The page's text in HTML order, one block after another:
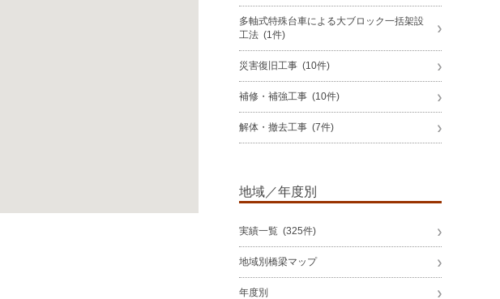
多軸式特殊台車による大ブロック一括架設
工法 (1件)
災害復旧工事 (10件)
補修・補強工事 (10件)
解体・撤去工事 (7件)
地域／年度別
実績一覧 (325件)
地域別橋梁マップ
年度別